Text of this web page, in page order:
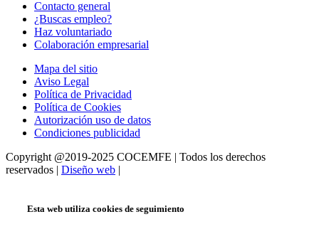
Contacto general
¿Buscas empleo?
Haz voluntariado
Colaboración empresarial
Mapa del sitio
Aviso Legal
Política de Privacidad
Política de Cookies
Autorización uso de datos
Condiciones publicidad
Copyright @2019-2025 COCEMFE | Todos los derechos
reservados | Diseño web |
Esta web utiliza cookies de seguimiento